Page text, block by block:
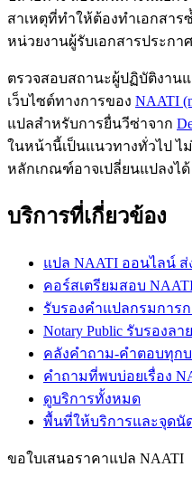
สาเหตุที่ทำให้ต้องทำเอกสา
หน่วยงานผู้รับเอกสารประกา
ตรวจสอบสถานะผู้ปฏิบัติงาน
เว็บไซต์ทางการของ NAATI
แปลสำหรับการยื่นวีซ่าจาก
ในหน้านี้เป็นแนวทางทั่วไป
หลักเกณฑ์อาจเปลี่ยนแปลงได้
บริการที่เกี่ยวข้อง
แปล NAATI ออนไลน์
คอร์สเตรียมสอบ
รับรองคำแปลกรมการ
Notary Public รับรองล
คลังคำถาม-คำตอบทุกบ
คำถามที่พบบ่อยเรื่อง
ดูบริการทั้งหมด
พื้นที่ให้บริการและจุดนั
ขอใบเสนอราคาแปล NAATI